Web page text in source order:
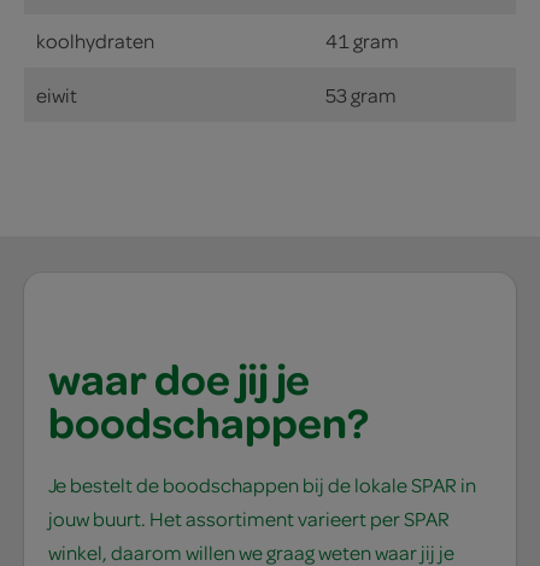
koolhydraten 41 gram
eiwit 53 gram
waar doe jij je
boodschappen?
Je bestelt de boodschappen bij de lokale SPAR in
jouw buurt. Het assortiment varieert per SPAR
winkel, daarom willen we graag weten waar jij je